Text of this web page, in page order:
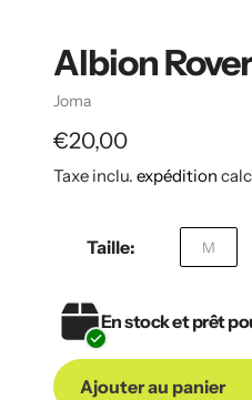
Albion
Vendeuse
Joma
Prix
€20,00
Taxe inclu. expédition
Taille: M
En stock et prêt
Ajouter au panier